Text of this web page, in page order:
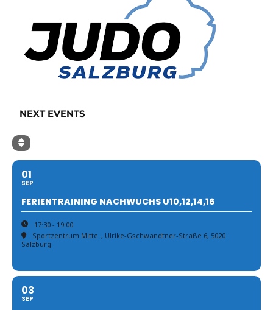
NEXT EVENTS
01
SEP
FERIENTRAINING NACHWUCHS U10,12,14,16
17:30 - 19:00
Sportzentrum Mitte , Ulrike-Gschwandtner-Straße 6, 5020
Salzburg
03
SEP